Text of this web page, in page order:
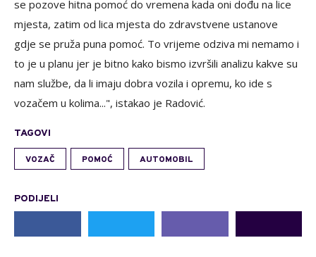
se pozove hitna pomoć do vremena kada oni dođu na lice
mjesta, zatim od lica mjesta do zdravstvene ustanove
gdje se pruža puna pomoć. To vrijeme odziva mi nemamo i
to je u planu jer je bitno kako bismo izvršili analizu kakve su
nam službe, da li imaju dobra vozila i opremu, ko ide s
vozačem u kolima...", istakao je Radović.
TAGOVI
VOZAČ POMOĆ AUTOMOBIL
PODIJELI